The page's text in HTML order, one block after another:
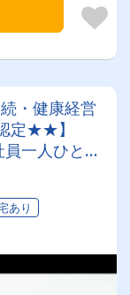
・健康経営
定★★】
一人ひとり
！＜経験者
あり